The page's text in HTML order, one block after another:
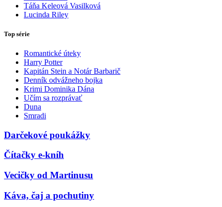
Táňa Keleová Vasilková
Lucinda Riley
Top série
Romantické úteky
Harry Potter
Kapitán Stein a Notár Barbarič
Denník odvážneho bojka
Krimi Dominika Dána
Učím sa rozprávať
Duna
Smradi
Darčekové poukážky
Čítačky e-kníh
Vecičky od Martinusu
Káva, čaj a pochutiny